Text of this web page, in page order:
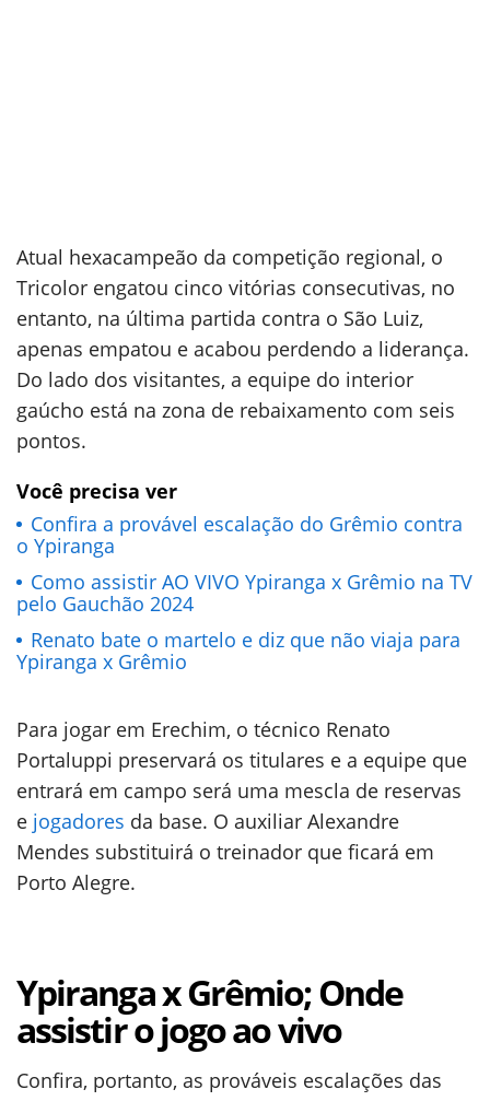
Atual hexacampeão da competição regional, o
Tricolor engatou cinco vitórias consecutivas, no
entanto, na última partida contra o São Luiz,
apenas empatou e acabou perdendo a liderança.
Do lado dos visitantes, a equipe do interior
gaúcho está na zona de rebaixamento com seis
pontos.
Você precisa ver
Confira a provável escalação do Grêmio contra
o Ypiranga
Como assistir AO VIVO Ypiranga x Grêmio na TV
pelo Gauchão 2024
Renato bate o martelo e diz que não viaja para
Ypiranga x Grêmio
Para jogar em Erechim, o técnico Renato
Portaluppi preservará os titulares e a equipe que
entrará em campo será uma mescla de reservas
e jogadores da base. O auxiliar Alexandre
Mendes substituirá o treinador que ficará em
Porto Alegre.
Ypiranga x Grêmio; Onde
assistir o jogo ao vivo
Confira, portanto, as prováveis escalações das